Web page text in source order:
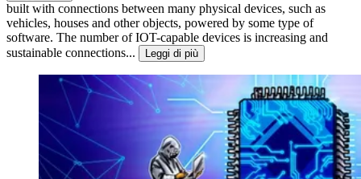
built with connections between many physical deviсes, such as
vehicles, houses and other objects, powered by some type of
software. The number of IOT-capable devices is increasing and
sustainable connections...
Leggi di più